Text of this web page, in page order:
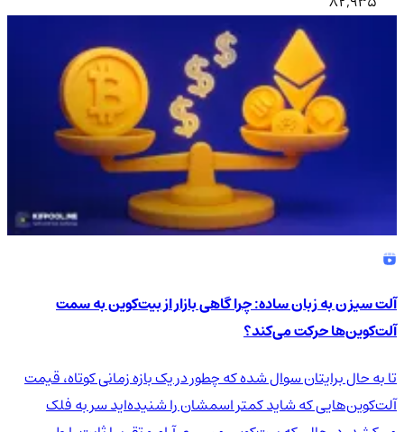
آلت سیزن به زبان ساده: چرا گاهی بازار از بیت‌کوین به سمت
آلت‌کوین‌ها حرکت می‌کند؟
تا به حال برایتان سوال شده که چطور در یک بازه زمانی کوتاه، قیمت
آلت‌کوین‌هایی که شاید کمتر اسمشان را شنیده‌اید سر به فلک